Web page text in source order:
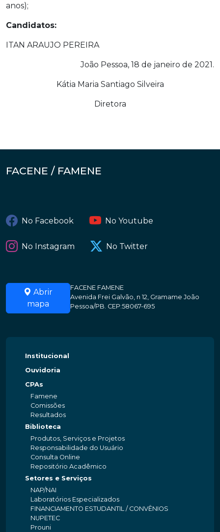
anos);
Candidatos:
ITAN ARAUJO PEREIRA
João Pessoa, 18 de janeiro de 2021.
Kátia Maria Santiago Silveira
Diretora
FACENE / FAMENE
No Facebook No Youtube
No Instagram No Twitter
Abrir
mapa
FACENE FAMENE
Avenida Frei Galvão, n 12, Gramame João
Pessoa/PB. CEP:58067-695
Institucional
Ouvidoria
CPAs
Famene
Comissões
Resultados
Biblioteca
Produtos, Serviços e Projetos
Responsabilidade do Usuário
Consulta Online
Repositório Acadêmico
Setores e Serviços
NAP/NAI
Laboratórios Especializados
FINANCIAMENTO ESTUDANTIL / CONVÊNIOS
NUPETEC
Prouni